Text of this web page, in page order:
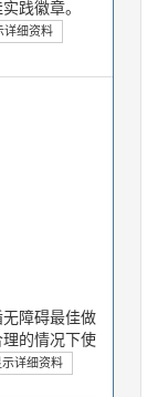
践徽章。
详细资料
障碍最佳做
的情况下使
示详细资料